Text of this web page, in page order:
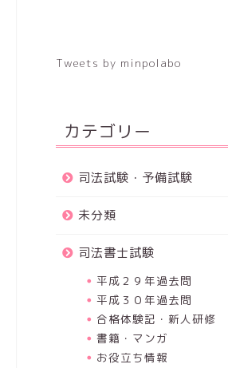
Tweets by minpolabo
カテゴリー
司法試験・予備試験
未分類
司法書士試験
平成２９年過去問
平成３０年過去問
合格体験記・新人研修
書籍・マンガ
お役立ち情報